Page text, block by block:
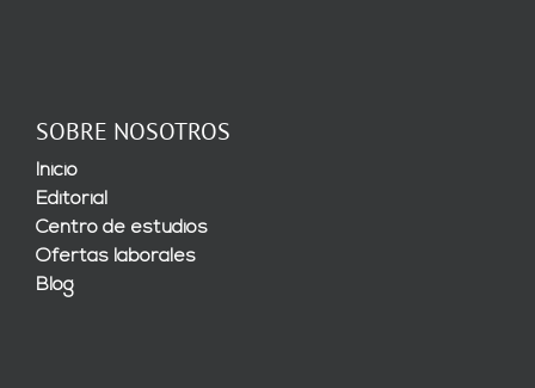
SOBRE NOSOTROS
Inicio
Editorial
Centro de estudios
Ofertas laborales
Blog